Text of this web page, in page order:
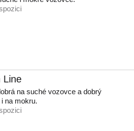
Line
na suché vozovce a dobrý
na mokru.